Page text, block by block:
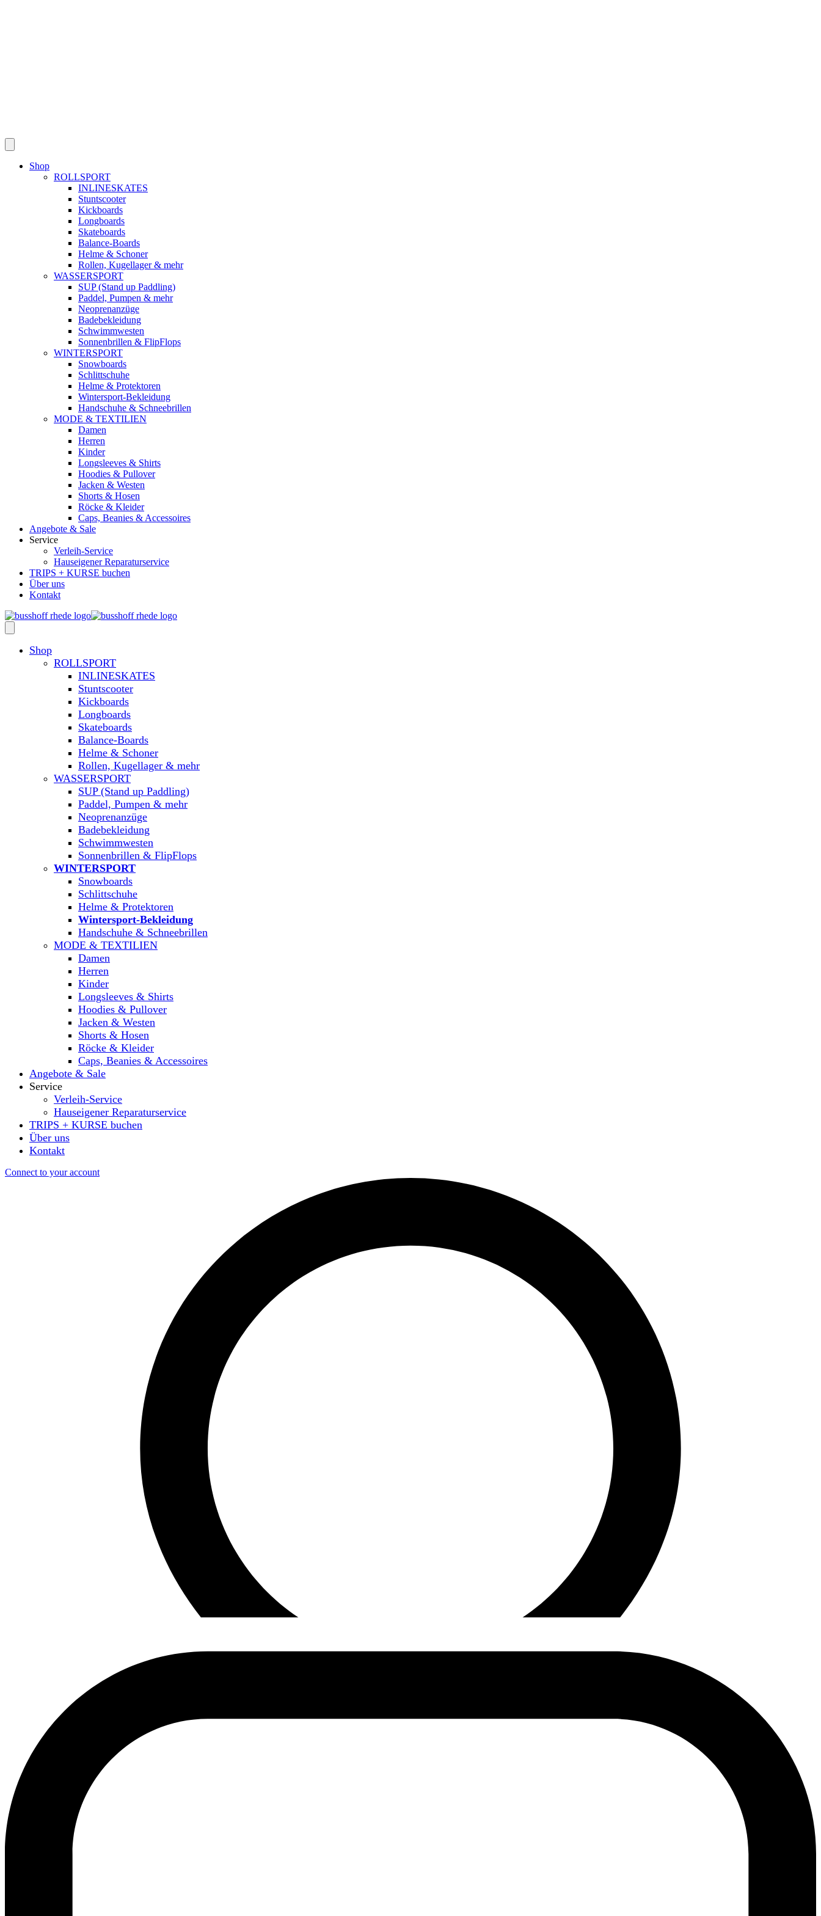
Shop
ROLLSPORT
INLINESKATES
Stuntscooter
Kickboards
Longboards
Skateboards
Balance-Boards
Helme & Schoner
Rollen, Kugellager & mehr
WASSERSPORT
SUP (Stand up Paddling)
Paddel, Pumpen & mehr
Neoprenanzüge
Badebekleidung
Schwimmwesten
Sonnenbrillen & FlipFlops
WINTERSPORT
Snowboards
Schlittschuhe
Helme & Protektoren
Wintersport-Bekleidung
Handschuhe & Schneebrillen
MODE & TEXTILIEN
Damen
Herren
Kinder
Longsleeves & Shirts
Hoodies & Pullover
Jacken & Westen
Shorts & Hosen
Röcke & Kleider
Caps, Beanies & Accessoires
Angebote & Sale
Service
Verleih-Service
Hauseigener Reparaturservice
TRIPS + KURSE buchen
Über uns
Kontakt
Shop
ROLLSPORT
INLINESKATES
Stuntscooter
Kickboards
Longboards
Skateboards
Balance-Boards
Helme & Schoner
Rollen, Kugellager & mehr
WASSERSPORT
SUP (Stand up Paddling)
Paddel, Pumpen & mehr
Neoprenanzüge
Badebekleidung
Schwimmwesten
Sonnenbrillen & FlipFlops
WINTERSPORT
Snowboards
Schlittschuhe
Helme & Protektoren
Wintersport-Bekleidung
Handschuhe & Schneebrillen
MODE & TEXTILIEN
Damen
Herren
Kinder
Longsleeves & Shirts
Hoodies & Pullover
Jacken & Westen
Shorts & Hosen
Röcke & Kleider
Caps, Beanies & Accessoires
Angebote & Sale
Service
Verleih-Service
Hauseigener Reparaturservice
TRIPS + KURSE buchen
Über uns
Kontakt
Connect to your account